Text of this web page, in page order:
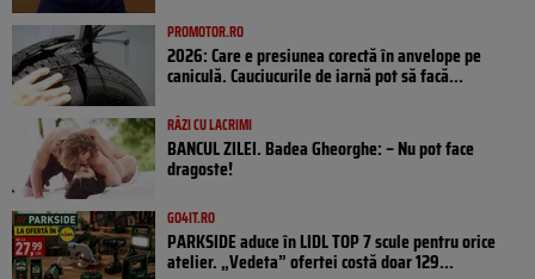
PROMOTOR.RO
2026: Care e presiunea corectă în anvelope pe
caniculă. Cauciucurile de iarnă pot să facă...
RÂZI CU LACRIMI
BANCUL ZILEI. Badea Gheorghe: – Nu pot face
dragoste!
GO4IT.RO
PARKSIDE aduce în LIDL TOP 7 scule pentru orice
atelier. „Vedeta” ofertei costă doar 129...